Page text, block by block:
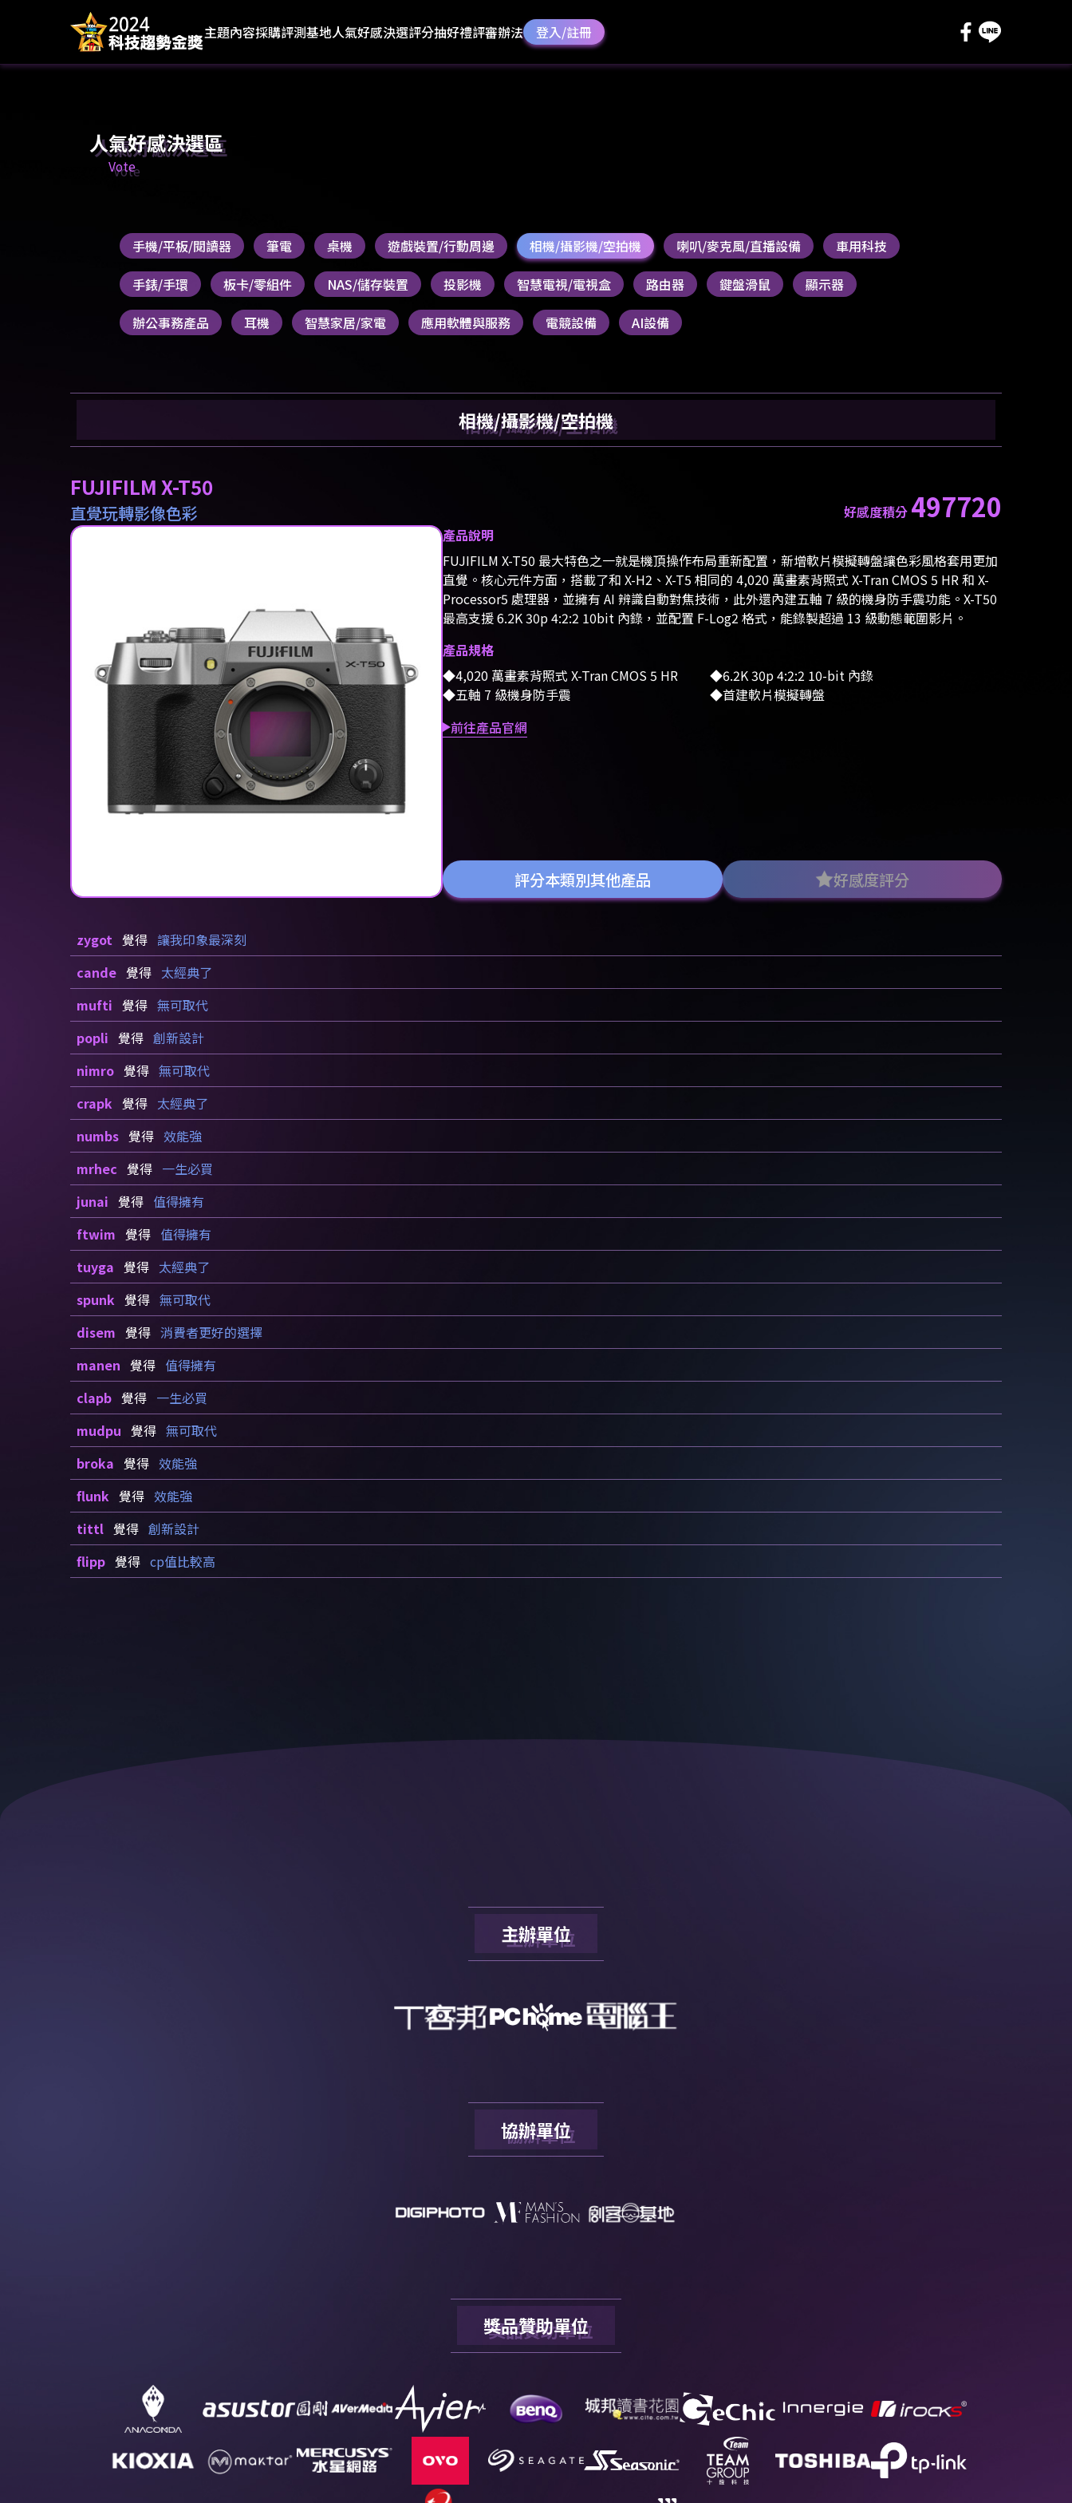
主題內容採購評測基地人氣好感決選評分抽好禮評審辦法 登入/註冊
人氣好感決選區
Vote
手機/平板/閱讀器 筆電 桌機 遊戲裝置/行動周邊 相機/攝影機/空拍機 喇叭/麥克風/直播設備
車用科技
手錶/手環
板卡/零組件 NAS/儲存裝置 投影機 智慧電視/電視盒 路由器 鍵盤滑鼠
顯示器
辦公事務產品
耳機 智慧家居/家電 應用軟體與服務 電競設備 AI設備
相機/攝影機/空拍機
FUJIFILM X-T50
直覺玩轉影像色彩 好感度積分 497720
產品說明
FUJIFILM X-T50 最大特色之一就是機頂操作布局重新配置，新增軟片模擬轉盤讓色彩風格套用更加
直覺。核心元件方面，搭載了和 X-H2、X-T5 相同的 4,020 萬畫素背照式 X-Tran CMOS 5 HR 和 X-
Processor5 處理器，並擁有 AI 辨識自動對焦技術，此外還內建五軸 7 級的機身防手震功能。X-T50
最高支援 6.2K 30p 4:2:2 10bit 內錄，並配置 F-Log2 格式，能錄製超過 13 級動態範圍影片。
產品規格
4,020 萬畫素背照式 X-Tran CMOS 5 HR
6.2K 30p 4:2:2 10-bit 內錄
五軸 7 級機身防手震
首建軟片模擬轉盤
前往產品官網
評分本類別其他產品 好感度評分
zygot 覺得 讓我印象最深刻
cande 覺得 太經典了
mufti 覺得 無可取代
popli 覺得 創新設計
nimro 覺得 無可取代
crapk 覺得 太經典了
numbs 覺得 效能強
mrhec 覺得 一生必買
junai 覺得 值得擁有
ftwim 覺得 值得擁有
tuyga 覺得 太經典了
spunk 覺得 無可取代
disem 覺得 消費者更好的選擇
manen 覺得 值得擁有
clapb 覺得 一生必買
mudpu 覺得 無可取代
broka 覺得 效能強
flunk 覺得 效能強
tittl 覺得 創新設計
flipp 覺得 cp值比較高
主辦單位
協辦單位
獎品贊助單位